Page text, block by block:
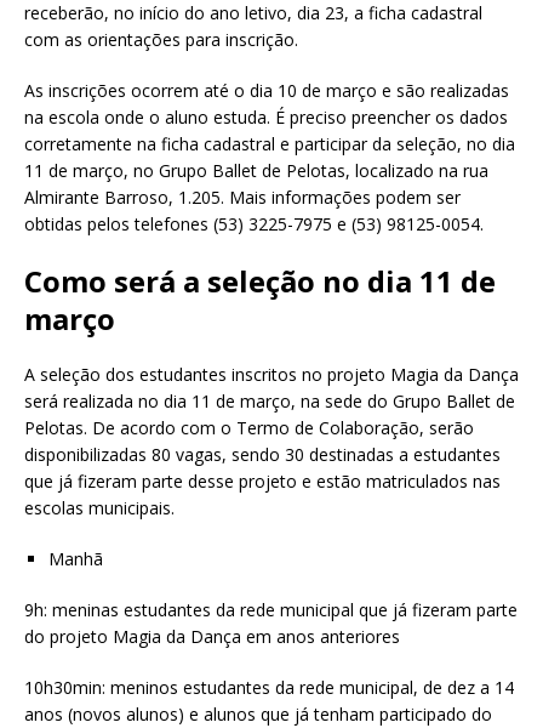
receberão, no início do ano letivo, dia 23, a ficha cadastral
com as orientações para inscrição.
As inscrições ocorrem até o dia 10 de março e são realizadas
na escola onde o aluno estuda. É preciso preencher os dados
corretamente na ficha cadastral e participar da seleção, no dia
11 de março, no Grupo Ballet de Pelotas, localizado na rua
Almirante Barroso, 1.205. Mais informações podem ser
obtidas pelos telefones (53) 3225-7975 e (53) 98125-0054.
Como será a seleção no dia 11 de
março
A seleção dos estudantes inscritos no projeto Magia da Dança
será realizada no dia 11 de março, na sede do Grupo Ballet de
Pelotas. De acordo com o Termo de Colaboração, serão
disponibilizadas 80 vagas, sendo 30 destinadas a estudantes
que já fizeram parte desse projeto e estão matriculados nas
escolas municipais.
Manhã
9h: meninas estudantes da rede municipal que já fizeram parte
do projeto Magia da Dança em anos anteriores
10h30min: meninos estudantes da rede municipal, de dez a 14
anos (novos alunos) e alunos que já tenham participado do